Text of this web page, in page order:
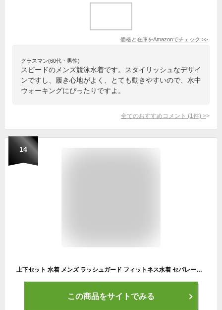
価格と在庫をAmazonでチェック >>
グラスマン(60代・男性)
スピードのメンズ競泳水着です。スタイリッシュなデザイ
ンですし、履き心地がよく、とても動きやすいので、水中
ウォーキングにぴったりですよ。
全てのおすすめコメント (1 件) >
14
上下セット 水着 メンズ ラッシュガード フィットネス水着 セパレート フィットネス 半袖 水陸両用 サーフパンツ UVカット セット 体型カバー 男性 おしゃれ 大きいサイズ UV スポーツ フィットネスウェア ビーチ 海水パンツ 大人 M L XL 2XL 3XL 4XL
この商品をサイトでみる